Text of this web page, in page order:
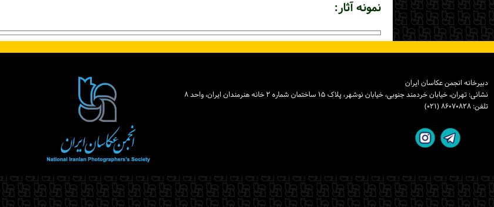
نمونه آثار:
دبیرخانه انجمن عکاسان ایران
نشانی: تهران، خیابان خردمند جنوبی، خیابان نوشهر، پلاک ۱۵ ساختمان شماره ۲ خانه هنرمندان ایران، واحد ۸
تلفن: ۸۶۰۷۰۸۲۸ (۰۲۱)